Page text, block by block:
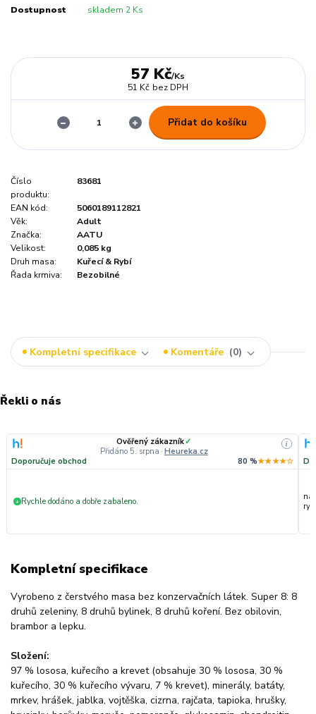
Dostupnost skladem 2 Ks
57 Kč/Ks
51 Kč bez DPH
Přidat do košíku
Číslo
produktu:
83681
EAN kód:
5060189112821
Věk:
Adult
Značka:
AATU
Velikost:
0,085 kg
Druh masa:
Kuřecí & Rybí
Řada krmiva:
Bezobilné
Kompletní specifikace Komentáře 0
Řekli o nás
Ověřený zákazník✓
Přidáno 5. srpna · Heureka.cz
i
Doporučuje obchod 80 %★★★★☆
+ Rychle dodáno a dobře zabaleno.
Kompletní specifikace
Vyrobeno z čerstvého masa bez konzervačních látek. Super 8: 8
druhů zeleniny, 8 druhů bylinek, 8 druhů koření. Bez obilovin,
brambor a lepku.
Složení:
97 % lososa, kuřecího a krevet (obsahuje 30 % lososa, 30 %
kuřecího, 30 % kuřecího vývaru, 7 % krevet), minerály, batáty,
mrkev, hrášek, jablka, vojtěška, cizrna, rajčata, tapioka, hrušky,